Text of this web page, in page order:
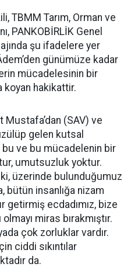
TBMM Tarım, Orman ve
PANKOBİRLİK Genel
şu ifadelere yer
günümüze kadar
mücadelesinin bir
koyan hakikattir.
(SAV) ve
gelen kutsal
bu ve bu mücadelenin bir
umutsuzluk yoktur.
üzerinde bulunduğumuz
bütün insanlığa nizam
getirmiş ecdadımız, bize
miras bırakmıştır.
çok zorluklar vardır.
ciddi sıkıntılar
da.